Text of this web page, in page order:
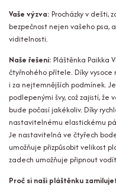
Vaše výzva: Procházky v dešti,
bezpečnost nejen vašeho psa,
viditelnosti.
Naše řešení: Pláštěnka Paikka
čtyřnohého přítele. Díky
i za nejtemnějších podmínek.
podlepenými švy, což zajistí, že
bude počasí jakékoliv. Díky
nastavitelnému elastickému
Je nastavitelná ve čtyřech
umožňuje přizpůsobit velikost
zadech umožňuje připnout
Proč si naši pláštěnku